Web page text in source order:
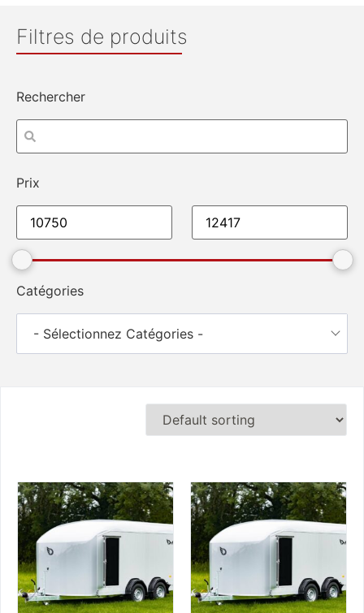
Filtres de produits
Rechercher
Prix
Catégories
- Sélectionnez Catégories -